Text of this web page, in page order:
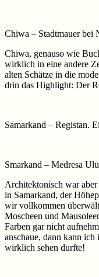
Chiwa – Stadtmauer bei
Chiwa, genauso wie
wirklich in eine andere
alten Schätze in die
drin das Highlight: Der
Samarkand – Registan.
Smarkand – Medresa
Architektonisch war
in Samarkand, der
wir vollkommen
Moscheen und
Farben gar nicht
anschaue, dann kann
wirklich sehen durfte!